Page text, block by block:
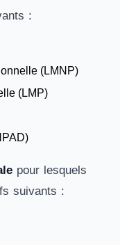
:
(LMNP)
(LMP)
pour lesquels
suivants :